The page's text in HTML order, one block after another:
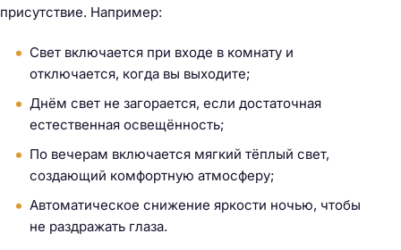
присутствие. Например:
Свет включается при входе в комнату и
отключается, когда вы выходите;
Днём свет не загорается, если достаточная
естественная освещённость;
По вечерам включается мягкий тёплый свет,
создающий комфортную атмосферу;
Автоматическое снижение яркости ночью, чтобы
не раздражать глаза.